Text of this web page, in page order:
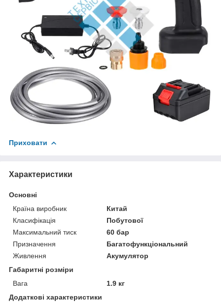
Приховати
Характеристики
Основні
Країна виробник
Китай
Класифікація
Побутової
Максимальний тиск
60 бар
Призначення
Багатофункціональний
Живлення
Акумулятор
Габаритні розміри
Вага
1.9 кг
Додаткові характеристики